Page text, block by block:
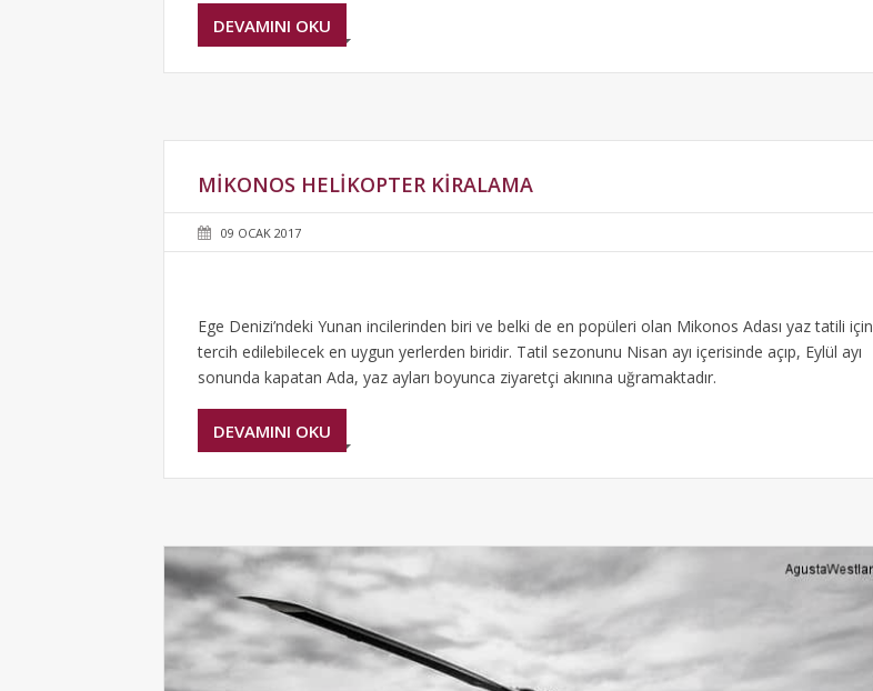
DEVAMINI OKU
MIKONOS HELIKOPTER KIRALAMA
09 OCAK 2017
Ege Denizi’ndeki Yunan incilerinden biri ve belki de en popüleri olan Mikonos Adası yaz tatili için
tercih edilebilecek en uygun yerlerden biridir. Tatil sezonunu Nisan ayı içerisinde açıp, Eylül ayı
sonunda kapatan Ada, yaz ayları boyunca ziyaretçi akınına uğramaktadır.
DEVAMINI OKU